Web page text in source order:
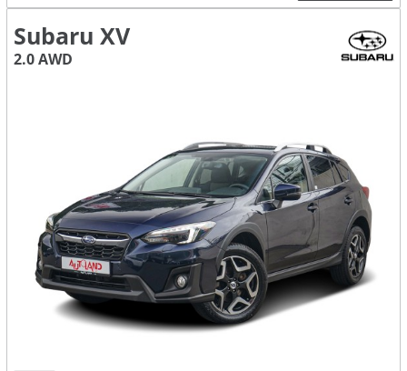
Subaru XV
2.0 AWD